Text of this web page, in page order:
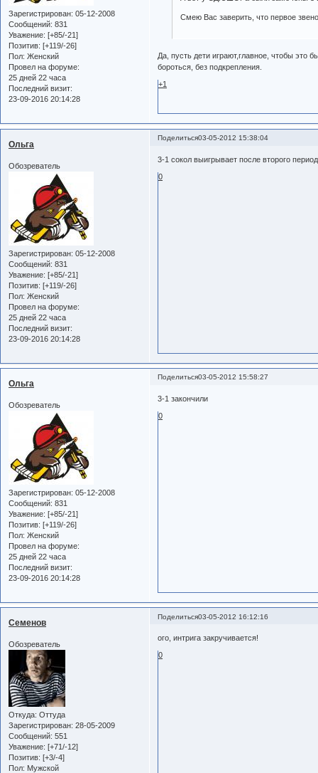
Зарегистрирован: 05-12-2008
Сообщений: 831
Уважение: [+85/-21]
Позитив: [+119/-26]
Пол: Женский
Провел на форуме:
25 дней 22 часа
Последний визит:
23-09-2016 20:14:28
Смею Вас заверить, что первое
Да, пусть дети играют,главное, чтобы
бороться, без подкрепления.
+1
Поделиться03-05-2012 15:38:04
Ольга
Обозреватель
Зарегистрирован: 05-12-2008
Сообщений: 831
Уважение: [+85/-21]
Позитив: [+119/-26]
Пол: Женский
Провел на форуме:
25 дней 22 часа
Последний визит:
23-09-2016 20:14:28
3-1 сокол выигрывает после второго
0
Поделиться03-05-2012 15:58:27
Ольга
Обозреватель
Зарегистрирован: 05-12-2008
Сообщений: 831
Уважение: [+85/-21]
Позитив: [+119/-26]
Пол: Женский
Провел на форуме:
25 дней 22 часа
Последний визит:
23-09-2016 20:14:28
3-1 закончили
0
Поделиться03-05-2012 16:12:16
Семенов
Обозреватель
Откуда: Оттуда
Зарегистрирован: 28-05-2009
Сообщений: 551
Уважение: [+71/-12]
Позитив: [+3/-4]
Пол: Мужской
ого, интрига закручивается!
0